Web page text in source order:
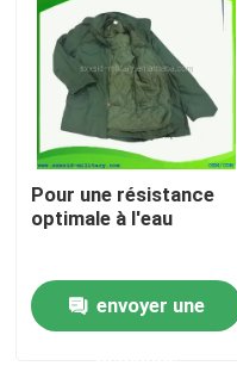
Visite de l'usine
Contrôle de la qualité
Nouvelles
Demandez un devis
Pour une résistance
optimale à l'eau
envoyer une